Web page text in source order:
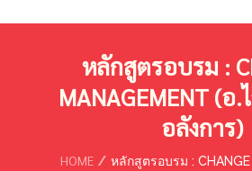
หลักสูตรอบรม :
MANAGEMENT (อ.
อลังการ)
HOME
หลักสูตรอบรม : CHANGE